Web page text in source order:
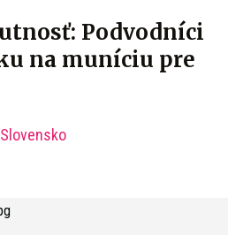
Podvodníci
na muníciu pre
Slovensko